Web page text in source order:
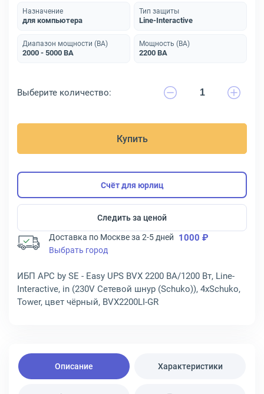
Назначение
для компьютера
Тип защиты
Line-Interactive
Диапазон мощности (ВА)
2000 - 5000 ВА
Мощность (ВА)
2200 ВА
Выберите количество:
Купить
Счёт для юрлиц
Следить за ценой
Доставка по Москве за 2-5 дней 1000 ₽
Выбрать город
ИБП APC by SE - Easy UPS BVX 2200 ВА/1200 Вт, Line-
Interactive, in (230V Сетевой шнур (Schuko)), 4xSchuko,
Tower, цвет чёрный, BVX2200LI-GR
Описание Характеристики